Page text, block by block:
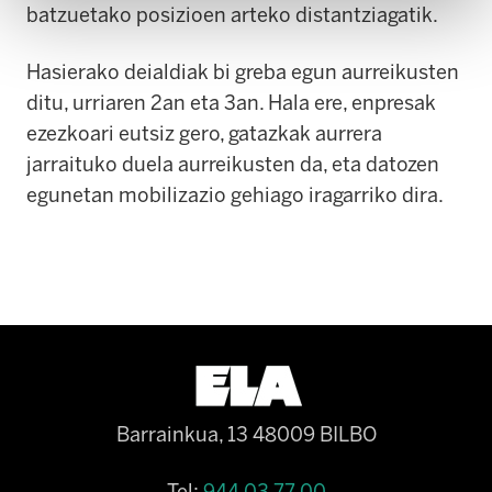
batzuetako posizioen arteko distantziagatik.
Hasierako deialdiak bi greba egun aurreikusten
ditu, urriaren 2an eta 3an. Hala ere, enpresak
ezezkoari eutsiz gero, gatazkak aurrera
jarraituko duela aurreikusten da, eta datozen
egunetan mobilizazio gehiago iragarriko dira.
Barrainkua, 13 48009 BILBO